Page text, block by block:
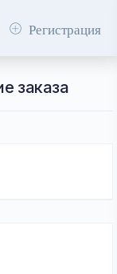
Регистрация
заказа